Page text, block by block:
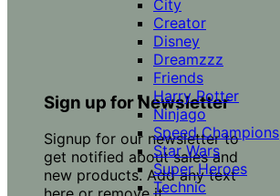
Sign up for Newsletter
Signup for our newsletter to
get notified about sales and
new products. Add any text
City
Creator
Disney
Dreamzzz
Friends
Harry Potter
Ninjago
Speed Champions
Star Wars
Super Heroes
Technic